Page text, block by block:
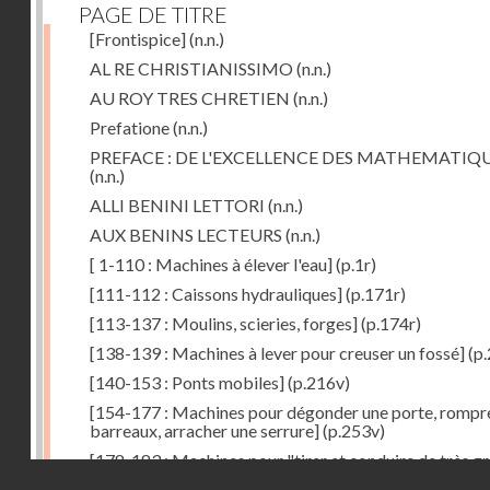
PAGE DE TITRE
[Frontispice](n.n.)
AL RE CHRISTIANISSIMO (n.n.)
AU ROY TRES CHRETIEN (n.n.)
Prefatione(n.n.)
PREFACE : DE L'EXCELLENCE DES
(n.n.)
ALLI BENINI LETTORI (n.n.)
AUX BENINS LECTEURS (n.n.)
[ 1-110 : Machines à élever l'eau](p.1r)
[111-112 : Caissons hydrauliques](p.171r)
[113-137 : Moulins, scieries, forges](p.174r)
[138-139 : Machines à lever pour creuser un fossé]
[140-153 : Ponts mobiles](p.216v)
[154-177 : Machines pour dégonder une porte,
barreaux, arracher une serrure](p.253v)
[178-183 : Machines pour "tirer et conduire de très